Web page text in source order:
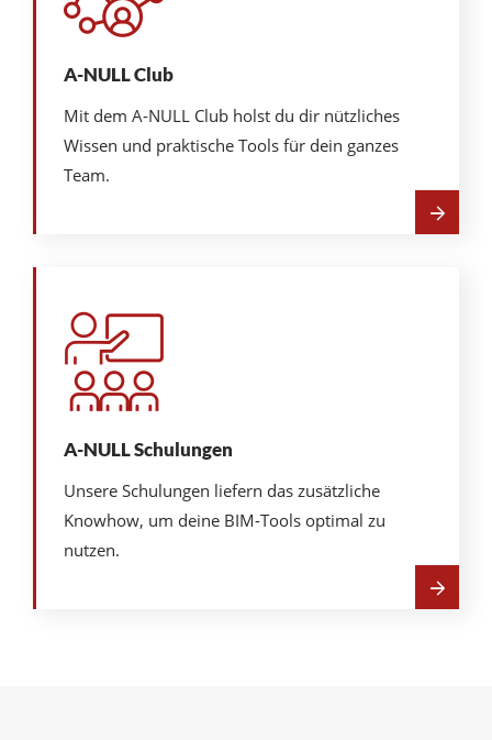
A-NULL Club
Mit dem A-NULL Club holst du dir nützliches
Wissen und praktische Tools für dein ganzes
Team.
Club
A-NULL Schulungen
Unsere Schulungen liefern das zusätzliche
Knowhow, um deine BIM-Tools optimal zu
nutzen.